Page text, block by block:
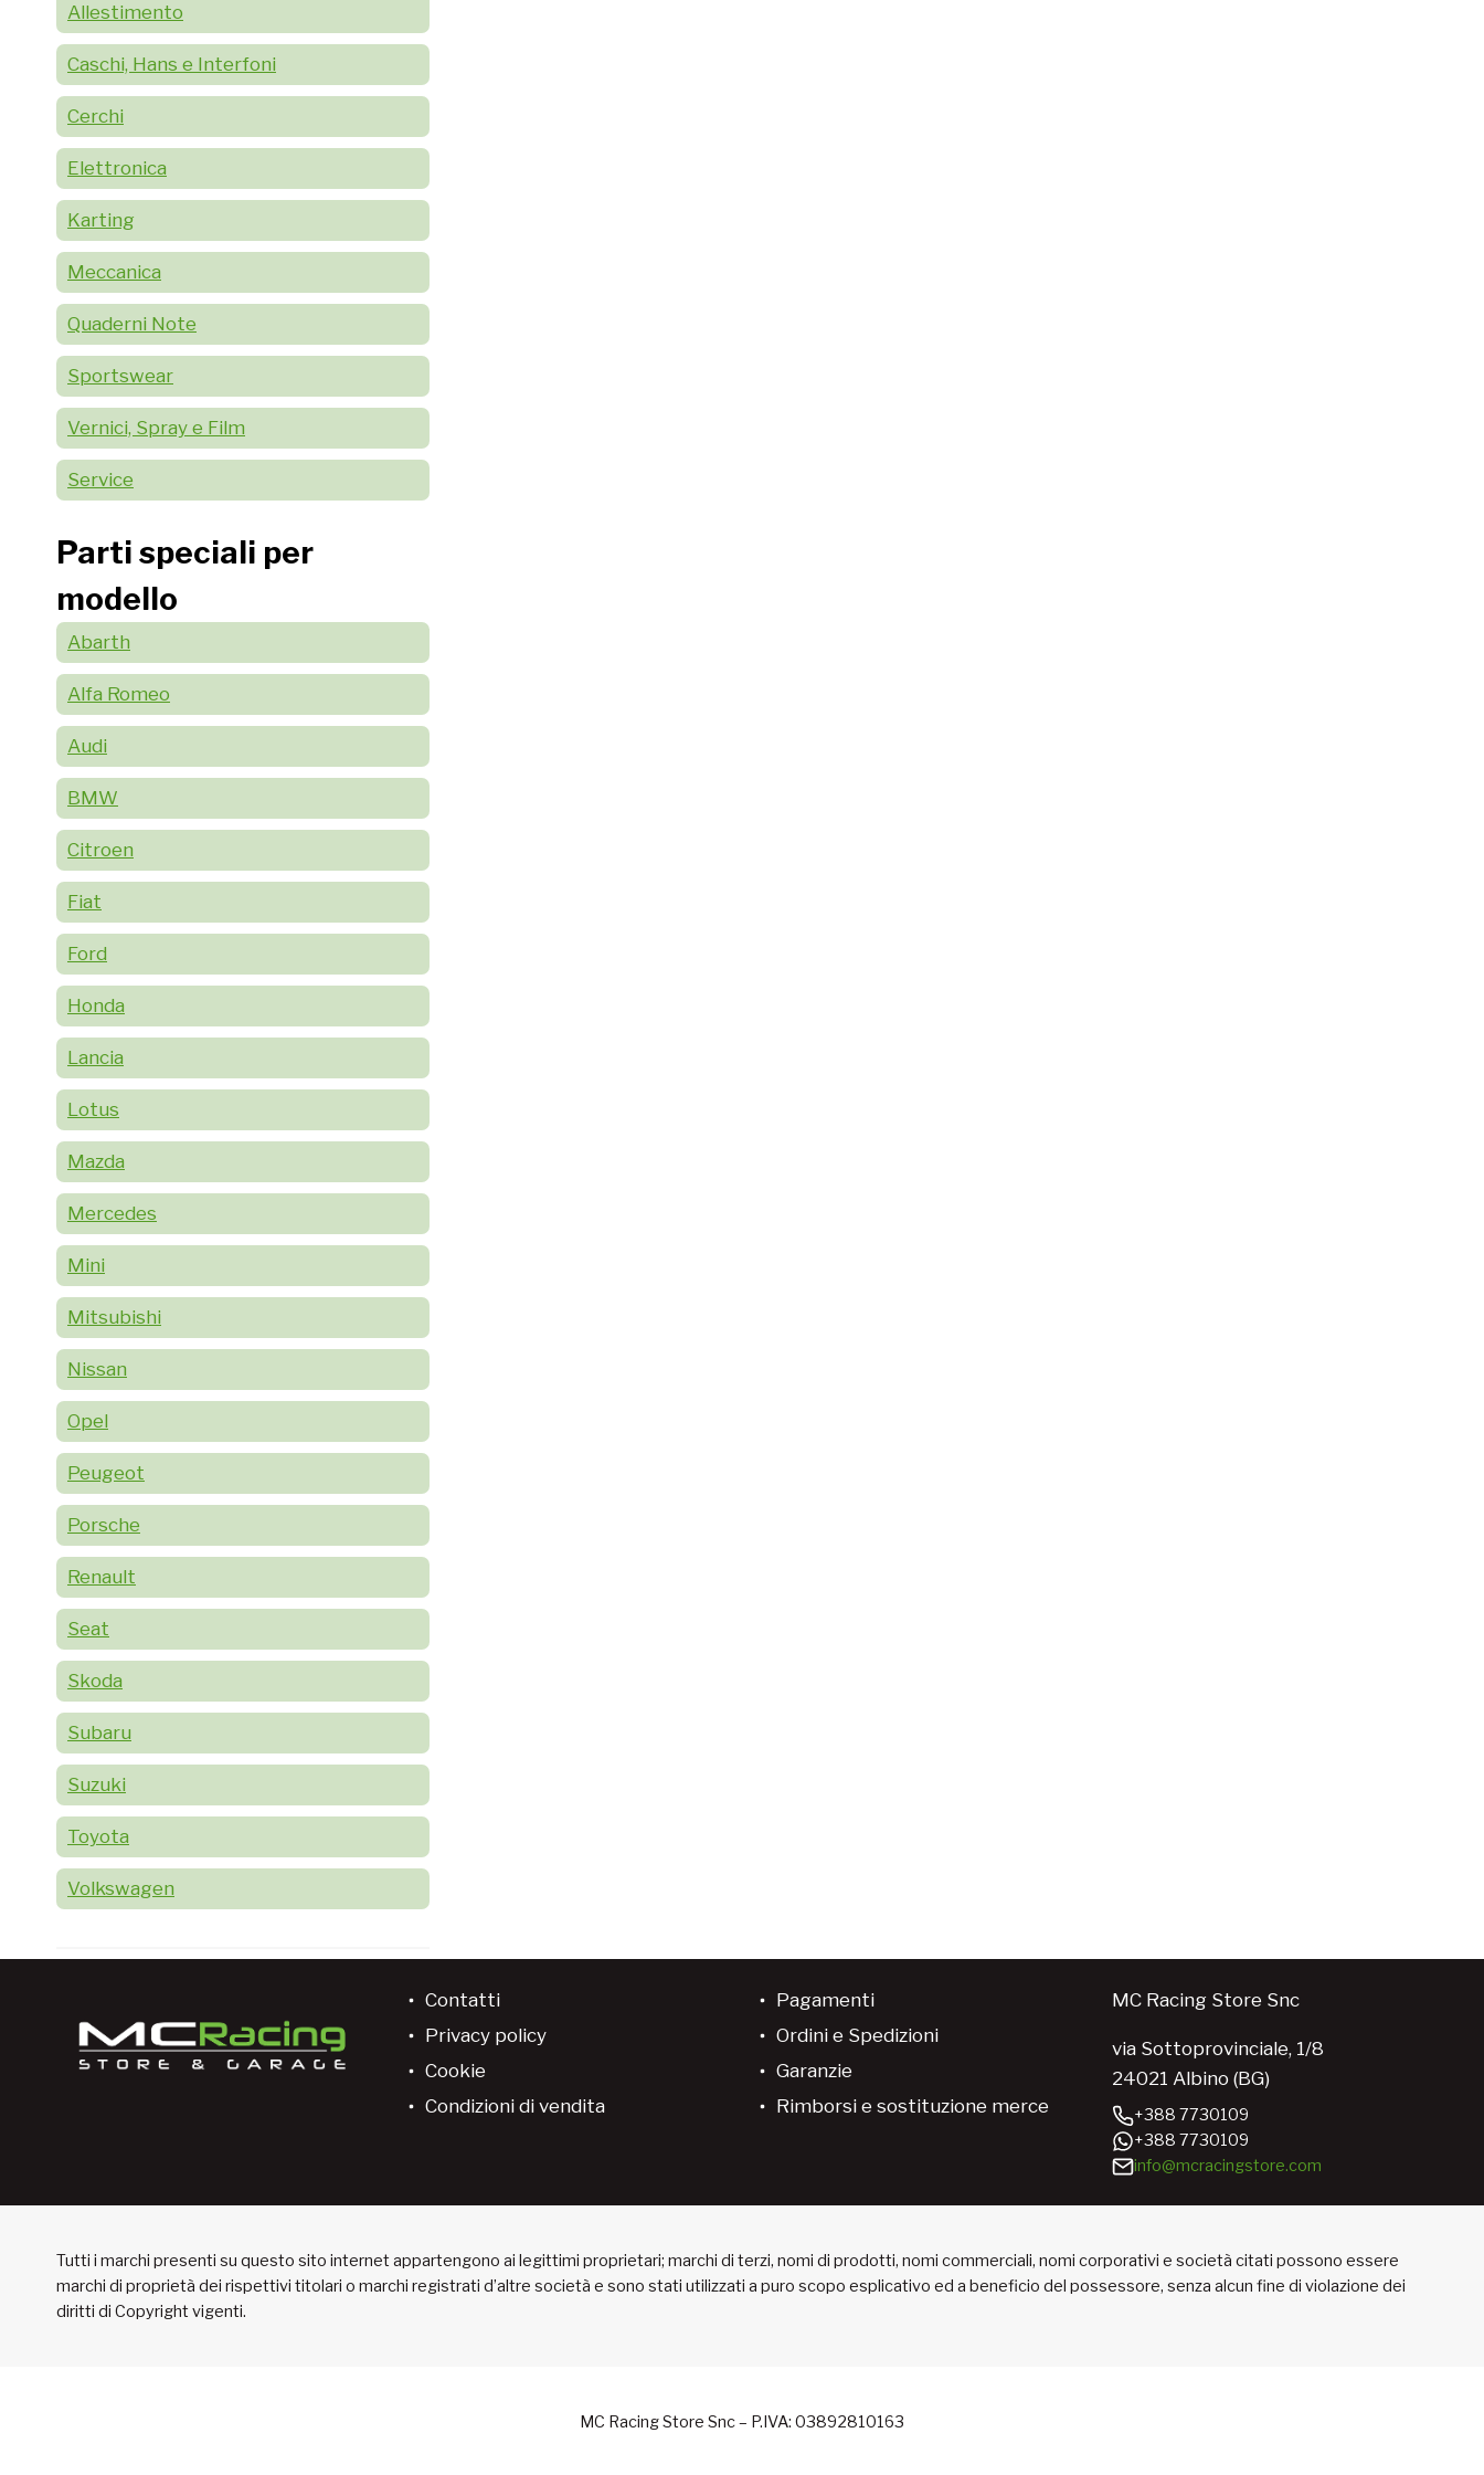
Allestimento
Caschi, Hans e Interfoni
Cerchi
Elettronica
Karting
Meccanica
Quaderni Note
Sportswear
Vernici, Spray e Film
Service
Parti speciali per
modello
Abarth
Alfa Romeo
Audi
BMW
Citroen
Fiat
Ford
Honda
Lancia
Lotus
Mazda
Mercedes
Mini
Mitsubishi
Nissan
Opel
Peugeot
Porsche
Renault
Seat
Skoda
Subaru
Suzuki
Toyota
Volkswagen
Contatti
Privacy policy
Cookie
Condizioni di vendita
Pagamenti
Ordini e Spedizioni
Garanzie
Rimborsi e sostituzione merce
MC Racing Store Snc
via Sottoprovinciale, 1/8
24021 Albino (BG)
+388 7730109
+388 7730109
info@mcracingstore.com
Tutti i marchi presenti su questo sito internet appartengono ai legittimi proprietari; marchi di terzi, nomi di prodotti, nomi commerciali, nomi corporativi e società citati possono essere
marchi di proprietà dei rispettivi titolari o marchi registrati d’altre società e sono stati utilizzati a puro scopo esplicativo ed a beneficio del possessore, senza alcun fine di violazione dei
diritti di Copyright vigenti.
MC Racing Store Snc – P.IVA: 03892810163